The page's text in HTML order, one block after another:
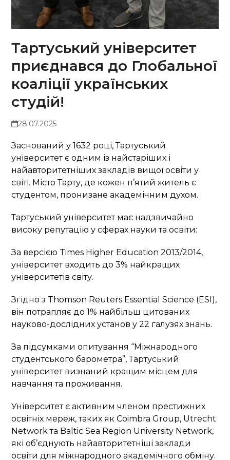
Тартуський університет
приєднався до Глобальної
коаліції українських
студій!
28.07.2025
Заснований у 1632 році, Тартуський
університет є одним із найстаріших і
найавторитетніших закладів вищої освіти у
світі. Місто Тарту, де кожен п’ятий житель є
студентом, пронизане академічним духом.
Тартуський університет має надзвичайно
високу репутацію у сферах науки та освіти:
За версією Times Higher Education 2013/2014,
університет входить до 3% найкращих
університетів світу.
Згідно з Thomson Reuters Essential Science (ESI),
він потрапляє до 1% найбільш цитованих
науково-дослідних установ у 22 галузях знань.
За підсумками опитування “Міжнародного
студентського барометра”, Тартуський
університет визнаний кращим місцем для
навчання та проживання.
Університет є активним членом престижних
освітніх мереж, таких як Coimbra Group, Utrecht
Network та Baltic Sea Region University Network,
які об’єднують найавторитетніші заклади
освіти для міжнародного академічного обміну.